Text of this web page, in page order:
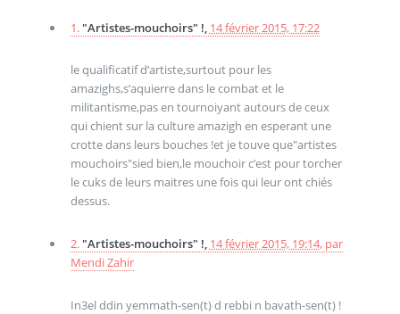
1. "Artistes-mouchoirs" !, 14 février 2015, 17:22
le qualificatif d’artiste,surtout pour les
amazighs,s’aquierre dans le combat et le
militantisme,pas en tournoiyant autours de ceux
qui chient sur la culture amazigh en esperant une
crotte dans leurs bouches !et je touve que"artistes
mouchoirs"sied bien,le mouchoir c’est pour torcher
le cuks de leurs maitres une fois qui leur ont chiés
dessus.
2. "Artistes-mouchoirs" !, 14 février 2015, 19:14, par
Mendi Zahir
In3el ddin yemmath-sen(t) d rebbi n bavath-sen(t) !